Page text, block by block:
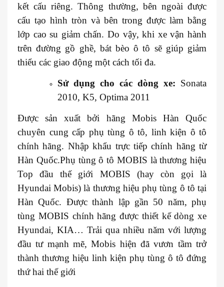
kết cấu riêng. Thông thường, bên ngoài được
cấu tạo hình tròn và bên trong được làm bằng
lớp cao su giảm chấn. Do vậy, khi xe vận hành
trên đường gồ ghề, bát bèo ô tô sẽ giúp giảm
thiểu các giao động một cách tối đa.
Sử dụng cho các dòng xe: Sonata
2010, K5, Optima 2011
Được sản xuất bởi hãng Mobis Hàn Quốc
chuyên cung cấp phụ tùng ô tô, linh kiện ô tô
chính hãng. Nhập khẩu trực tiếp chính hãng từ
Hàn Quốc.Phụ tùng ô tô MOBIS là thương hiệu
Top đầu thế giới MOBIS (hay còn gọi là
Hyundai Mobis) là thương hiệu phụ tùng ô tô tại
Hàn Quốc. Được thành lập gần 50 năm, phụ
tùng MOBIS chính hãng được thiết kế dòng xe
Hyundai, KIA… Trải qua nhiều năm với lượng
đầu tư mạnh mẽ, Mobis hiện đã vươn tầm trở
thành thương hiệu linh kiện phụ tùng ô tô đứng
thứ hai thế giới